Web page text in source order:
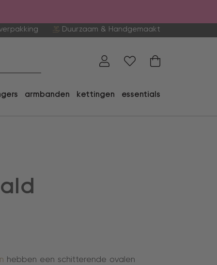
Duurzaam & Handgemaakt
armbanden kettingen essentials
hebben een schitterende ovalen